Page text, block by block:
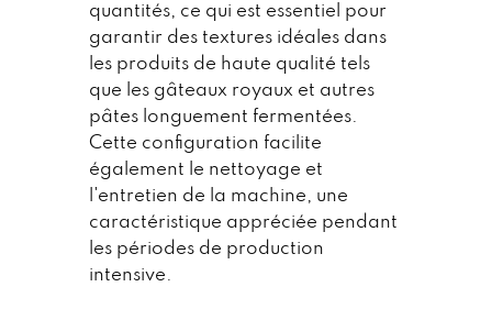
quantités, ce qui est essentiel pour
garantir des textures idéales dans
les produits de haute qualité tels
que les gâteaux royaux et autres
pâtes longuement fermentées.
Cette configuration facilite
également le nettoyage et
l'entretien de la machine, une
caractéristique appréciée pendant
les périodes de production
intensive.